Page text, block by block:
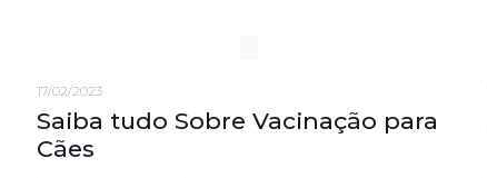
17/02/2023
Saiba tudo Sobre Vacinação para
Cães